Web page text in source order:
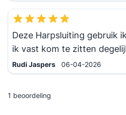
Deze Harpsluiting gebruik
ik vast kom te zitten
Rudi Jaspers 6 april 2026
06-04-2026
1 beoordeling